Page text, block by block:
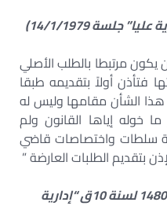
يكون مرتبطا بالطلب الأصلي
فتأذن أولاً بتقديمه طبقا
الشأن مقامها وليس له
خوله إياها القانون ولم
سلطات واختصاصات قاضي
بتقديم الطلبات العارضة ”
(طعون أرقام 1272 ، 1291 ، 1480 لسنة 10ق “إدارية